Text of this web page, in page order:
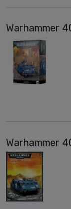
Warhammer
Warhammer